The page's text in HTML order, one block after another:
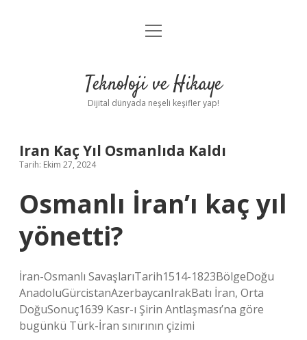
Anasayfa
Yasal Uyarı
menüyü
Teknoloji ve Hikaye
Dijital dünyada neşeli keşifler yap!
Iran Kaç Yıl Osmanlıda Kaldı
Tarih: Ekim 27, 2024
Osmanlı İran’ı kaç yıl
yönetti?
İran-Osmanlı SavaşlarıTarih1514-1823BölgeDoğu
AnadoluGürcistanAzerbaycanIrakBatı İran, Orta
DoğuSonuç1639 Kasr-ı Şirin Antlaşması’na göre
bugünkü Türk-İran sınırının çizimi